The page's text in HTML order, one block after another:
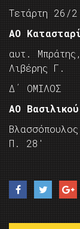
Τετάρτη 26/
ΑΟ
αυτ.
Λιβέρης Γ.
Δ΄ ΟΜΙΛΟΣ
ΑΟ
Π. 28′